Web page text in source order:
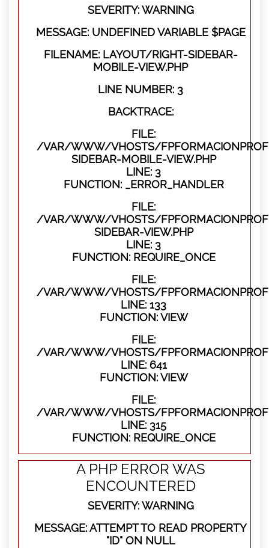
SEVERITY: WARNING
MESSAGE: UNDEFINED VARIABLE $PAGE
FILENAME: LAYOUT/RIGHT-SIDEBAR-
MOBILE-VIEW.PHP
LINE NUMBER: 3
BACKTRACE:
FILE:
/VAR/WWW/VHOSTS/
SIDEBAR-MOBILE-VIEW.PHP
LINE: 3
FUNCTION: _ERROR_HANDLER
FILE:
/VAR/WWW/VHOSTS/
SIDEBAR-VIEW.PHP
LINE: 3
FUNCTION: REQUIRE_ONCE
FILE:
/VAR/WWW/VHOSTS/
LINE: 133
FUNCTION: VIEW
FILE:
/VAR/WWW/VHOSTS/
LINE: 641
FUNCTION: VIEW
FILE:
/VAR/WWW/VHOSTS/
LINE: 315
FUNCTION: REQUIRE_ONCE
A PHP ERROR WAS
ENCOUNTERED
SEVERITY: WARNING
MESSAGE: ATTEMPT TO READ PROPERTY
"ID" ON NULL